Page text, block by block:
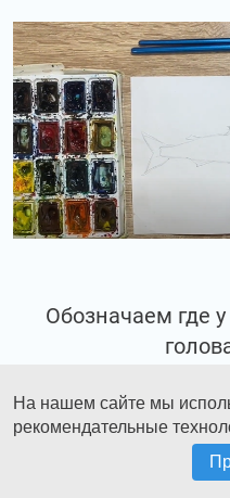
Обозначаем где
возле неё
На нашем сайте мы
рекомендательные